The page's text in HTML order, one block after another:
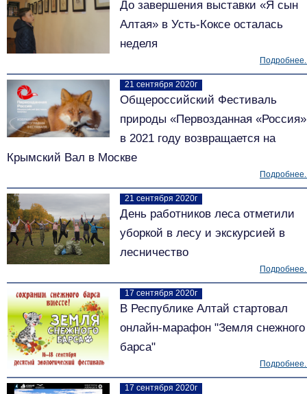
До завершения выставки «Я сын
Алтая» в Усть-Коксе осталась
неделя
21 сентября 2020г
Общероссийский Фестиваль
природы «Первозданная «Россия»
в 2021 году возвращается на
Крымский Вал в Москве
21 сентября 2020г
День работников леса отметили
уборкой в лесу и экскурсией в
лесничество
17 сентября 2020г
В Республике Алтай стартовал
онлайн-марафон "Земля снежного
барса"
17 сентября 2020г